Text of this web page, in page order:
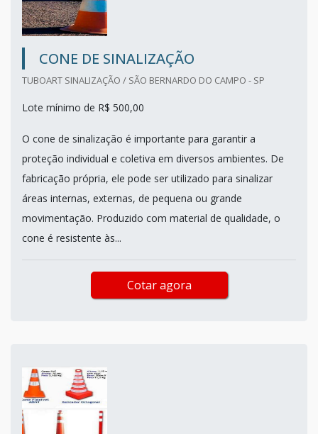
CONE DE SINALIZAÇÃO
TUBOART SINALIZAÇÃO / SÃO BERNARDO DO CAMPO - SP
Lote mínimo de R$ 500,00
O cone de sinalização é importante para garantir a
proteção individual e coletiva em diversos ambientes. De
fabricação própria, ele pode ser utilizado para sinalizar
áreas internas, externas, de pequena ou grande
movimentação. Produzido com material de qualidade, o
cone é resistente às...
Cotar agora